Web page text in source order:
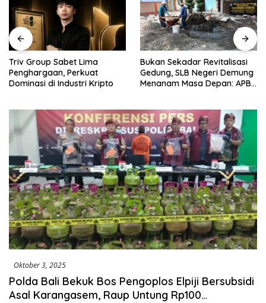
Triv Group Sabet Lima
Penghargaan, Perkuat
Dominasi di Industri Kripto
Bukan Sekadar Revitalisasi
Gedung, SLB Negeri Demung
Menanam Masa Depan: APBN
Khusus Menjadi Kemandirian
Oktober 3, 2025
Polda Bali Bekuk Bos Pengoplos Elpiji Bersubsidi
Asal Karangasem, Raup Untung Rp100